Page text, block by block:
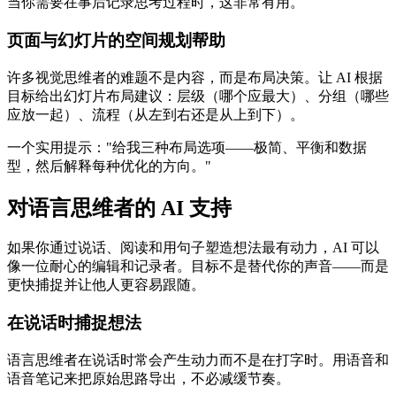
页面与幻灯片的空间规划帮助
许多视觉思维者的难题不是内容，而是布局决策。让 AI 根据
目标给出幻灯片布局建议：层级（哪个应最大）、分组（哪些
应放一起）、流程（从左到右还是从上到下）。
一个实用提示："给我三种布局选项——极简、平衡和数据
型，然后解释每种优化的方向。"
对语言思维者的 AI 支持
如果你通过说话、阅读和用句子塑造想法最有动力，AI 可以
像一位耐心的编辑和记录者。目标不是替代你的声音——而是
更快捕捉并让他人更容易跟随。
在说话时捕捉想法
语言思维者在说话时常会产生动力而不是在打字时。用语音和
语音笔记来把原始思路导出，不必减缓节奏。